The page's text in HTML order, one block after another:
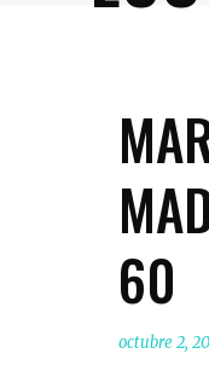
60
octubre 2,